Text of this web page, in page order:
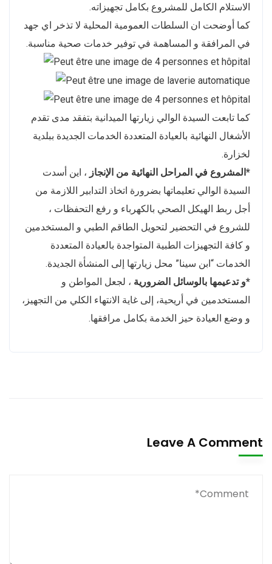
الاستلام الكامل للمشروع بكامل تجهيزاته.
كما أوضحت ان السلطات العمومية المحلية لا تذخر اي جهد
في المرافقة و المساهمة في توفير خدمات صحية مناسبة.
كما تابعت السيدة الوالي زيارتها الميدانية بتفقد مدى تقدم
الأشغال النهائية بالعيادة المتعددة الخدمات الجديدة ببلدية
لخزارة.
*المشروع في المراحل النهائية من الإنجاز ، اين أسدت
السيدة الوالي تعليماتها بضرورة اتخاذ التدابير اللازمة من
أجل ربط الهيكل الصحي بالكهرباء و رفع التحفظات ،
للشروع في التحضير لتحويل الطاقم الطبي و المستخدمين
و كافة التجهيزات الطبية المتواجدة بالعيادة المتعددة
الخدمات “ابن سينا” محل زيارتها إلى المنشأة الجديدة.
*و تدعيمها بالوسائل الضرورية ، لجعل المواطن و
المستخدمين في أريحية، إلى غاية الانتهاء الكلي من التجهيز،
و وضع العيادة حيز الخدمة بكامل مرافقها.
Leave A Comment